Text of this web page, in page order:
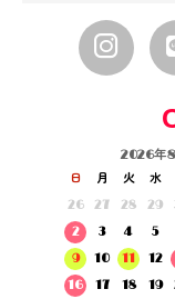
2026年
日 月 火 水
26
27 28 29
2
3 4 5
9
10 11 12
16
17 18 19